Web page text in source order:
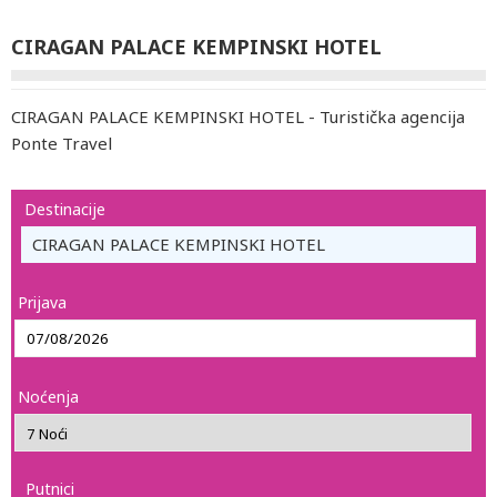
CIRAGAN PALACE KEMPINSKI HOTEL
CIRAGAN PALACE KEMPINSKI HOTEL - Turistička agencija
Ponte Travel
Destinacije
CIRAGAN PALACE KEMPINSKI HOTEL
Prijava
Noćenja
Putnici